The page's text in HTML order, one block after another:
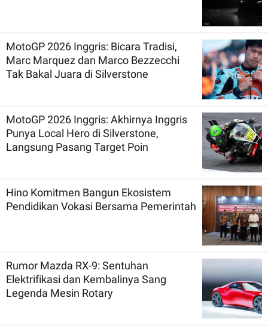
MotoGP 2026 Inggris: Bicara Tradisi,
Marc Marquez dan Marco Bezzecchi
Tak Bakal Juara di Silverstone
MotoGP 2026 Inggris: Akhirnya Inggris
Punya Local Hero di Silverstone,
Langsung Pasang Target Poin
Hino Komitmen Bangun Ekosistem
Pendidikan Vokasi Bersama Pemerintah
Rumor Mazda RX-9: Sentuhan
Elektrifikasi dan Kembalinya Sang
Legenda Mesin Rotary